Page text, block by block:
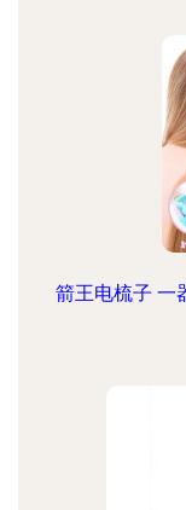
箭王电梳子 一